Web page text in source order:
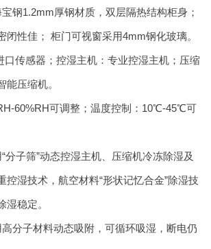
钢1.2mm厚钢材质，双层隔热结构柜身；
闭性佳； 柜门可视窗采用4mm钢化玻璃。
口传感器；控湿主机：专业控湿主机；压缩
能压缩机。
60%RH可调整；温度控制：10℃-45℃可
分子筛”动态控湿主机、压缩机冷冻除湿及
控湿技术，航空材料“形状记忆合金”除湿技
湿稳定。
分子材料动态吸附，可循环吸湿，断电仍